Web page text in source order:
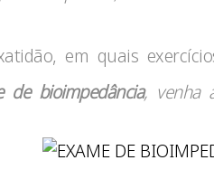
em quais
de bioimpedância, venha